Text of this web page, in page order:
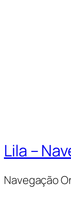
Lila –
Navegação